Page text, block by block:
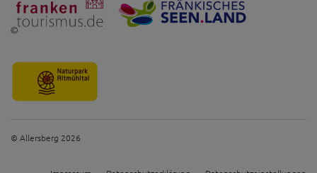
© Allersberg 2026